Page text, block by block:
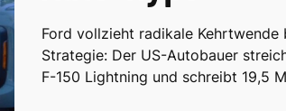
Ford vollzieht radikale Kehrtwende
Strategie: Der US-Autobauer
F-150 Lightning und schreibt 19,5